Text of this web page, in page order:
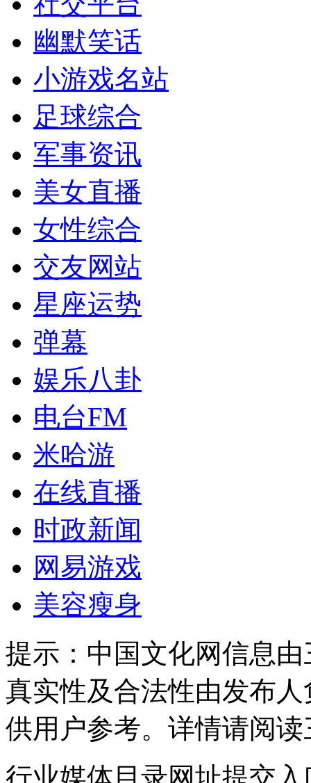
幽默笑话
小游戏名站
足球综合
军事资讯
美女直播
女性综合
交友网站
星座运势
弹幕
娱乐八卦
电台FM
米哈游
在线直播
时政新闻
网易游戏
美容瘦身
提示： 中国文化网信息
真实性及合法性由发布
供用户参考。详情请阅